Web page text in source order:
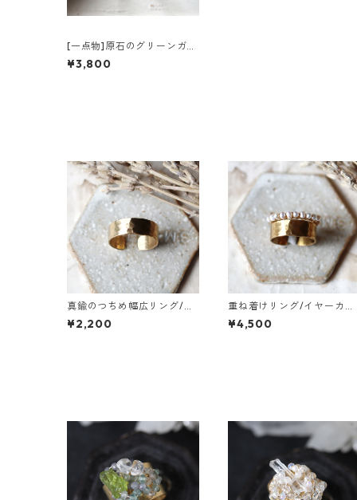
[一点物]原石のグリーンガー
ネットのリング
¥3,800
真鍮のつちめ幅広リング/イ
ヤーカフ
¥2,200
重ね着けリング/イヤーカフ
真鍮つちめ幅広・ベビーパ
ール
¥4,500